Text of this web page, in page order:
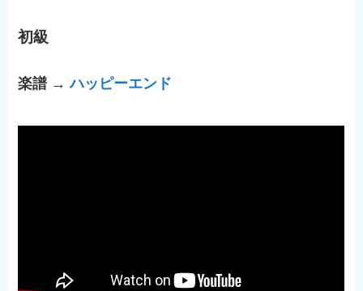
初級
楽譜 →ハッピーエンド